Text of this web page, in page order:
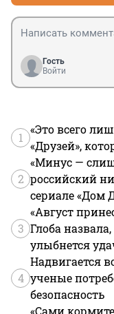
Гость
Войти
1
«Это всего
«Друзей»,
2
«Минус —
российский
сериале «Дом
3
«Август
Глоба
улыбнется
4
Надвигается
ученые
безопасность
«Сами